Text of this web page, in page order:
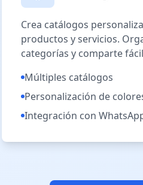
Crea catálogos
productos y servicios.
categorías y comparte
Múltiples catálogos
Personalización de
Integración con